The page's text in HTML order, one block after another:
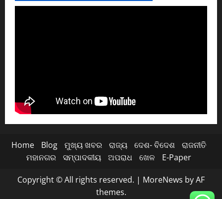
Home Blog ମୁଖ୍ୟ ଖବର ରାଜ୍ୟ ଦେଶ- ବିଦେଶ
ରାଜନୀତି
ମହାନଗର
ସମ୍ପାଦକୀୟ ଅପରାଧ ଖେଳ E-Paper
Copyright © All rights reserved. | MoreNews by AF
themes.